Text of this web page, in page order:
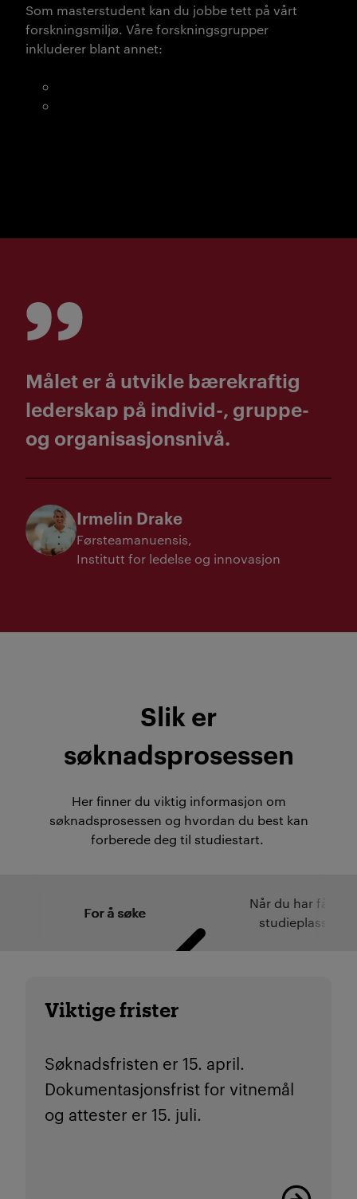
Som masterstudent kan du jobbe tett på vårt
forskningsmiljø. Våre forskningsgrupper
inkluderer blant annet:
Målet er å utvikle bærekraftig
lederskap på individ-, gruppe-
og organisasjonsnivå.
Irmelin Drake
Førsteamanuensis
Institutt for ledelse og innovasjon
Slik er
søknadsprosessen
Her finner du viktig informasjon om
søknadsprosessen og hvordan du best kan
forberede deg til studiestart.
For å søke
Når du har fått
studieplass
Viktige frister
Søknadsfristen er 15. april.
Dokumentasjonsfrist for vitnemål
og attester er 15. juli.
Viktige